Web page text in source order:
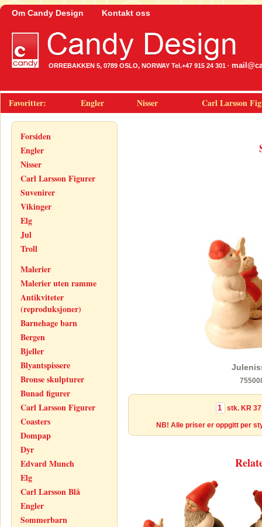
Om Candy Design Kontakt oss
ORREBAKKEN 5, 0789 OSLO, NORWAY Tel.+47 915 24 301 ·
Favoritter: Engler Nisser Carl Larsson
Forsiden
Engler
Nisser
Carl Larsson Figurer
Suvenirer
Vikinger
Elg
Jul
Troll
Malerier
Malerier uten ramme
Antikviteter
(reproduksjoner)
Barnehage barn
Bergen
Bjeller
Blyantspissere
Bronse skulpturer
Bunad figurer
Carl Larsson Figurer
Coasters
Dompap
Dyr
Edvard Munch
Elg
Carl Larsson Blå
Engler
Sommerbarn
stk. KR
NB! Alle priser er oppgitt per